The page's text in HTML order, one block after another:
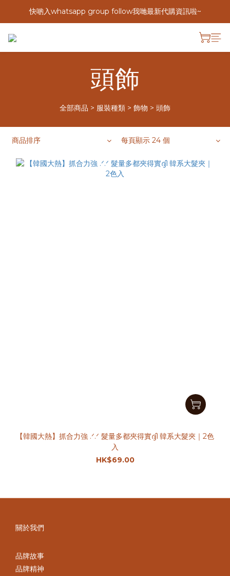
快啲入whatsapp group follow我哋最新代購資訊啦~
頭飾
全部商品 > 服裝種類 > 飾物 > 頭飾
商品排序 每頁顯示 24 個
【韓國大熱】抓合力強 .ᐟ.ᐟ 髮量多都夾得實ദ്ദി 韓系大髮夾｜2色
入
HK$69.00
關於我們
品牌故事
品牌精神